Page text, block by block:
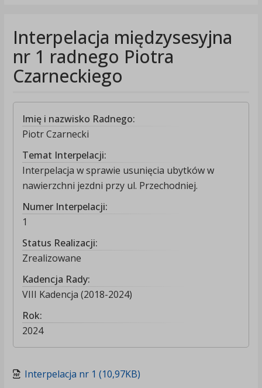
Interpelacja międzysesyjna
nr 1 radnego Piotra
Czarneckiego
Imię i nazwisko Radnego:
Piotr Czarnecki
Temat Interpelacji:
Interpelacja w sprawie usunięcia ubytków w
nawierzchni jezdni przy ul. Przechodniej.
Numer Interpelacji:
1
Status Realizacji:
Zrealizowane
Kadencja Rady:
VIII Kadencja (2018-2024)
Rok:
2024
Interpelacja nr 1 (10,97KB)